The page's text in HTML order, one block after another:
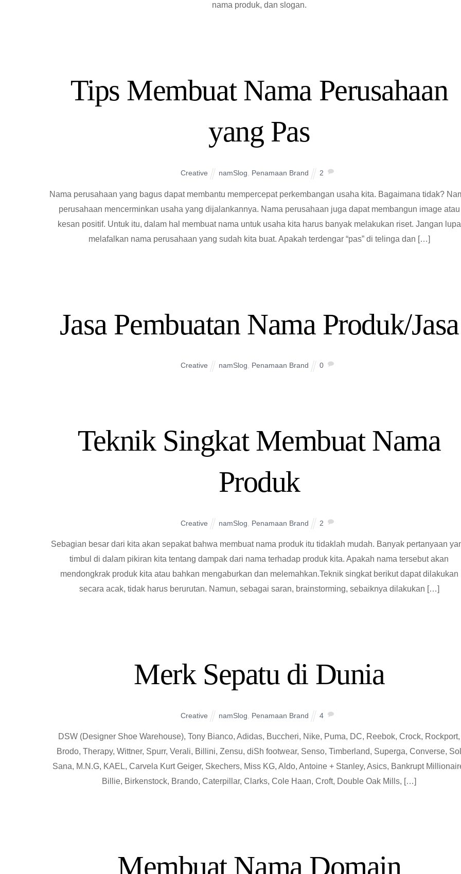
nama produk, dan slogan.
Tips Membuat Nama Perusahaan
yang Pas
Creative namSlog, Penamaan Brand 2
Nama perusahaan yang bagus dapat membantu mempercepat perkembangan usaha kita. Bagaimana tidak?
perusahaan mencerminkan usaha yang dijalankannya. Nama perusahaan juga dapat membangun image atau
kesan positif. Untuk itu, dalam hal membuat nama untuk usaha kita harus banyak melakukan riset. Jangan lupa
melafalkan nama perusahaan yang sudah kita buat. Apakah terdengar “pas” di telinga dan […]
Jasa Pembuatan Nama Produk/Jasa
Creative namSlog, Penamaan Brand 0
Teknik Singkat Membuat Nama
Produk
Creative namSlog Penamaan Brand 2
Sebagian besar dari kita akan sepakat bahwa membuat nama produk itu tidaklah mudah. Banyak pertanyaan
timbul di dalam pikiran kita tentang dampak dari nama terhadap produk kita. Apakah nama tersebut akan
mendongkrak produk kita atau bahkan mengaburkan dan melemahkan.Teknik singkat berikut dapat dilakukan
secara acak, tidak harus berurutan. Namun, sebagai saran, brainstorming, sebaiknya dilakukan […]
Merk Sepatu di Dunia
Creative namSlog Penamaan Brand 4
DSW (Designer Shoe Warehouse), Tony Bianco, Adidas, Buccheri, Nike, Puma, DC, Reebok, Crock, Rockport,
Brodo, Therapy, Wittner, Spurr, Verali, Billini, Zensu, diSh footwear, Senso, Timberland, Superga, Converse,
Sana, M.N.G, KAEL, Carvela Kurt Geiger, Skechers, Miss KG, Aldo, Antoine + Stanley, Asics, Bankrupt
Billie, Birkenstock, Brando, Caterpillar, Clarks, Cole Haan, Croft, Double Oak Mills, […]
Membuat Nama Domain